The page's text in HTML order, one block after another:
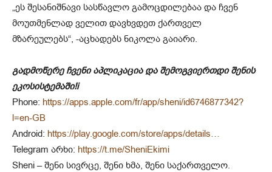
„ეს შესანიშნავი სასწავლო გამოცდილებაა და ჩვენ
მოუთმენლად ველით დავხვდეთ ქართველ
მზარეულებს“, -აცხადებს ნიკოლა გაიარი.
გადმოწერე ჩვენი აპლიკაცია და შემოგვიერთდი შენის
ეკოსისტემაში!i
Phone: https://apps.apple.com/fr/app/sheni/id6746877342?
l=en-GB
Android: https://play.google.com/store/apps/details…
Telegram არხი: https://t.me/SheniEkimi
Sheni – შენი სივრცე, შენი ხმა, შენი საქართველო.